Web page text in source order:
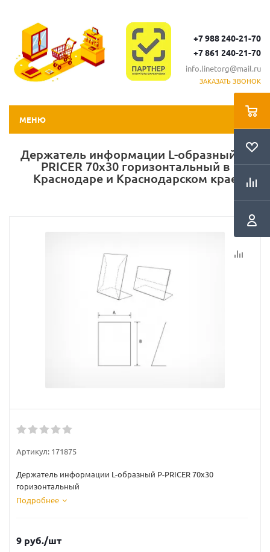
+7 988 240-21-70
+7 861 240-21-70
info.linetorg@mail.ru
ЗАКАЗАТЬ ЗВОНОК
МЕНЮ
Держатель информации L-образный P-
PRICER 70х30 горизонтальный в
Краснодаре и Краснодарском крае
Артикул: 171875
Держатель информации L-образный P-PRICER 70х30
горизонтальный
Подробнее
9 руб./шт